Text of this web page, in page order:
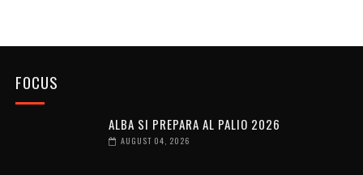
FOCUS
ALBA SI PREPARA AL PALIO 2026
AUGUST 04, 2026